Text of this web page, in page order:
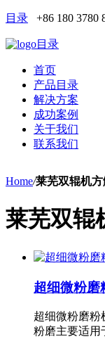
目录 +86 180 3780
目录
首页
产品目录
解决方案
成功案例
关于我们
联系我们
Home/莱芜双辊机
莱芜双辊
超细微粉磨
超细微粉磨粉
粉磨主要适用